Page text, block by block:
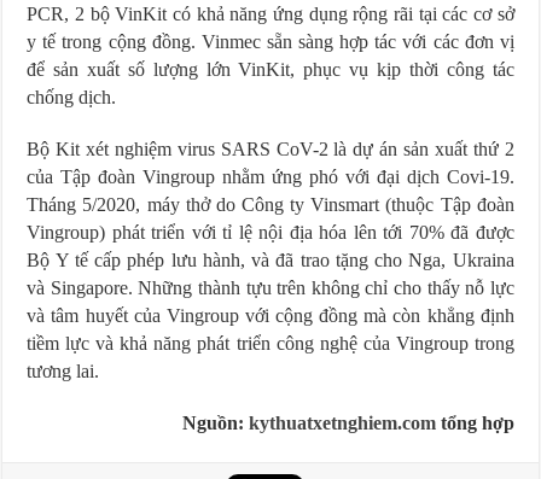
PCR, 2 bộ VinKit có khả năng ứng dụng rộng rãi tại các cơ sở
y tế trong cộng đồng. Vinmec sẵn sàng hợp tác với các đơn vị
để sản xuất số lượng lớn VinKit, phục vụ kịp thời công tác
chống dịch.
Bộ Kit xét nghiệm virus SARS CoV-2 là dự án sản xuất thứ 2
của Tập đoàn Vingroup nhằm ứng phó với đại dịch Covi-19.
Tháng 5/2020, máy thở do Công ty Vinsmart (thuộc Tập đoàn
Vingroup) phát triển với tỉ lệ nội địa hóa lên tới 70% đã được
Bộ Y tế cấp phép lưu hành, và đã trao tặng cho Nga, Ukraina
và Singapore. Những thành tựu trên không chỉ cho thấy nỗ lực
và tâm huyết của Vingroup với cộng đồng mà còn khẳng định
tiềm lực và khả năng phát triển công nghệ của Vingroup trong
tương lai.
Nguồn: kythuatxetnghiem.comtổng hợp